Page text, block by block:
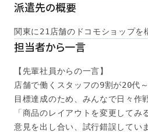
派遣先の概要
関東に21店舗のドコモショップを
担当者から一言
【先輩社員からの一言】
店舗で働くスタッフの9割が20代
目標達成のため、みんなで日々作
「商品のレイアウトを変更してみ
意見を出し合い、試行錯誤してい